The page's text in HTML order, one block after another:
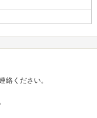
絡ください。